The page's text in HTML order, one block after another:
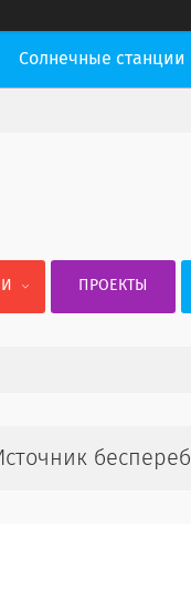
Солнечные станции
ПРОЕКТЫ